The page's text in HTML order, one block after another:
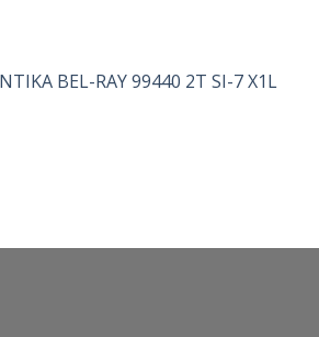
BEL-RAY 99440 2T SI-7 X1L